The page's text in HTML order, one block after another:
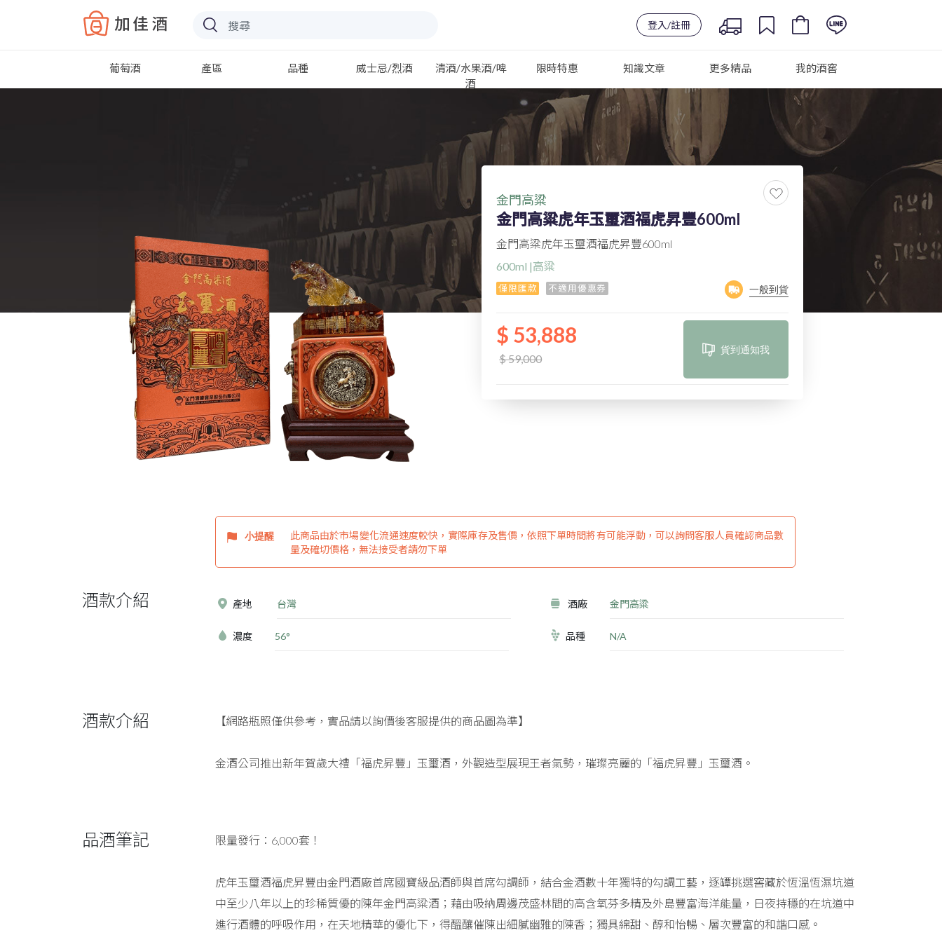
Baccus
登入/註冊
葡萄酒 產區 品種 威士忌/烈酒
清酒/水果酒/啤
酒
限時特惠 知識文章 更多精品 我的酒窖
金門高粱
金門高粱虎年玉璽酒福虎昇豐600ml
金門高粱虎年玉璽酒福虎昇豐600ml
600ml |高粱
僅限匯款 不適用優惠券 一般到貨
$ 53,888
$ 59,000
貨到通知我
小提醒
此商品由於市場變化流通速度較快，實際庫存及售價，依照下單時間將有可能浮動，可以詢問客服人員確認商品數
量及確切價格，無法接受者請勿下單
酒款介紹 產地 台灣 酒廠 金門高粱
濃度 56° 品種 N/A
酒款介紹 【網路瓶照僅供參考，實品請以詢價後客服提供的商品圖為準】
金酒公司推出新年賀歲大禮「福虎昇豐」玉璽酒，外觀造型展現王者氣勢，璀璨亮麗的「福虎昇豐」玉璽酒。
品酒筆記 限量發行：6,000套！
虎年玉璽酒福虎昇豐由金門酒廠首席國寶級品酒師與首席勾調師，結合金酒數十年獨特的勾調工藝，逐罈挑選窖藏於恆溫恆濕坑道
中至少八年以上的珍稀質優的陳年金門高粱酒；藉由吸納周邊茂盛林間的高含氧芬多精及外島豐富海洋能量，日夜持穩的在坑道中
進行酒體的呼吸作用，在天地精華的優化下，得醞釀催陳出細膩幽雅的陳香；獨具綿甜、醇和怡暢、層次豐富的和諧口感。